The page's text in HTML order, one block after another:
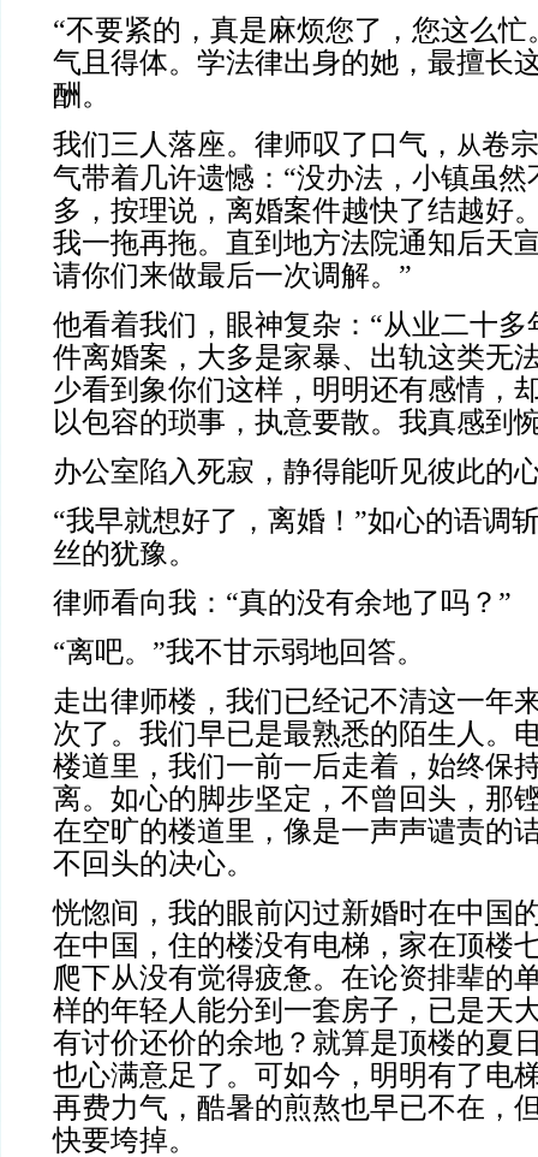
“不要紧的，真是麻烦您了，您这么忙
气且得体。学法律出身的她，最擅长
酬。
我们三人落座。律师叹了口气， 从卷
气带着几许遗憾：“没办法，小镇虽
多，按理说，离婚案件越快了结越好
我一拖再拖。直到地方法院通知后天
请你们来做最后一次调解。”
他看着我们，眼神复杂：“从业二十
件离婚案，大多是家暴、出轨这类无
少看到象你们这样，明明还有感情，
以包容的琐事，执意要散。我真感到
办公室陷入死寂，静得能听见彼此的
“我早就想好了，离婚！”如心的语调
丝的犹豫。
律师看向我：“真的没有余地了吗？”
“离吧。”我不甘示弱地回答。
走出律师楼，我们已经记不清这一年
次了。我们早已是最熟悉的陌生人。
楼道里，我们一前一后走着，始终保
离。如心的脚步坚定，不曾回头，那
在空旷的楼道里，像是一声声谴责的
不回头的决心。
恍惚间，我的眼前闪过新婚时在中国
在中国，住的楼没有电梯，家在顶楼
爬下从没有觉得疲惫。在论资排辈的
样的年轻人能分到一套房子，已是天
有讨价还价的余地？就算是顶楼的夏
也心满意足了。可如今，明明有了电
再费力气，酷暑的煎熬也早已不在，
快要垮掉。